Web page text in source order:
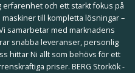
och ett starkt fokus på
till kompletta lösningar –
samarbetar med marknadens
snabba leveranser, personlig
hittar Ni allt som behövs för ett
priser. BERG Storkök -